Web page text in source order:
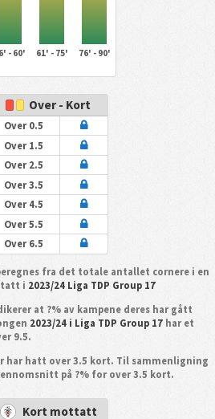
- 60' 61' - 75' 76' - 90'
Over - Kort
Over 0.5
Over 1.5
Over 2.5
Over 3.5
Over 4.5
Over 5.5
Over 6.5
fra det totale antallet cornere i en
i 2023/24 Liga TDP Group 17
at ?% av kampene deres har gått
2023/24 i Liga TDP Group 17har et
9.5.
har hatt over 3.5 kort. Til sammenligning
på ?% for over 3.5 kort.
Kort mottatt